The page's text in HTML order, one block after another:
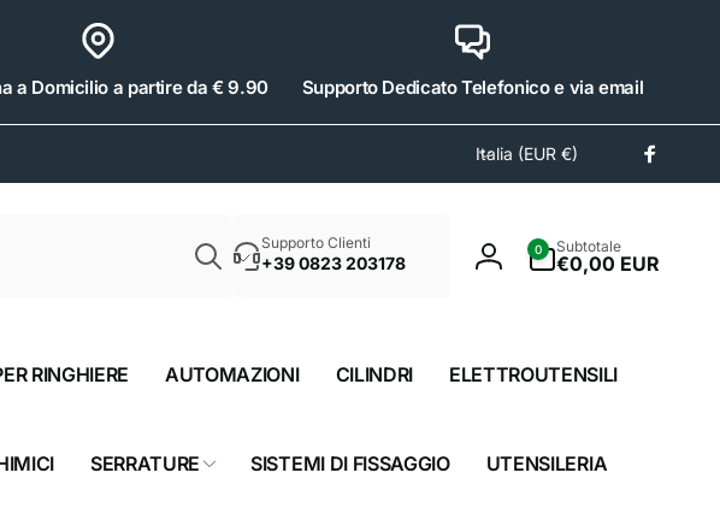
a Domicilio a partire da € 9.90 Supporto Dedicato Telefonico e via email
e
Italia (EUR €)
Supporto Clienti
+39 0823 203178 Accedi
0
articoli
Subtotale
€0,00 EUR
RINGHIERE AUTOMAZIONI CILINDRI ELETTROUTENSILI
SERRATURE SISTEMI DI FISSAGGIO UTENSILERIA